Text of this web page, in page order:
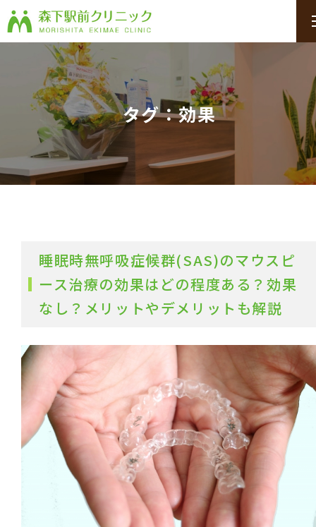
タグ：効果
睡眠時無呼吸症候群(SAS)のマウスピ
ース治療の効果はどの程度ある？効果
なし？メリットやデメリットも解説